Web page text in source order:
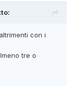
con i
tre o